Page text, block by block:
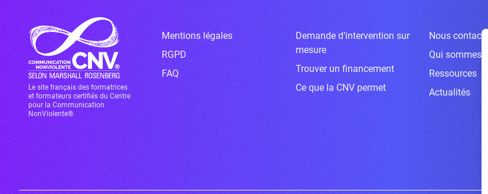
Le site français des formatrices
et formateurs certifiés du Centre
pour la Communication
NonViolente®
Mentions légales
RGPD
FAQ
Demande d’intervention sur
mesure
Trouver un financement
Ce que la CNV permet
Nous contacter
Qui sommes-
Ressources
Actualités